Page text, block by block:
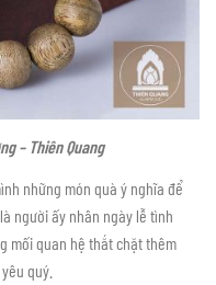
– Thiên Quang
những món quà ý nghĩa để
người ấy nhân ngày lễ tình
mối quan hệ thắt chặt thêm
quý.